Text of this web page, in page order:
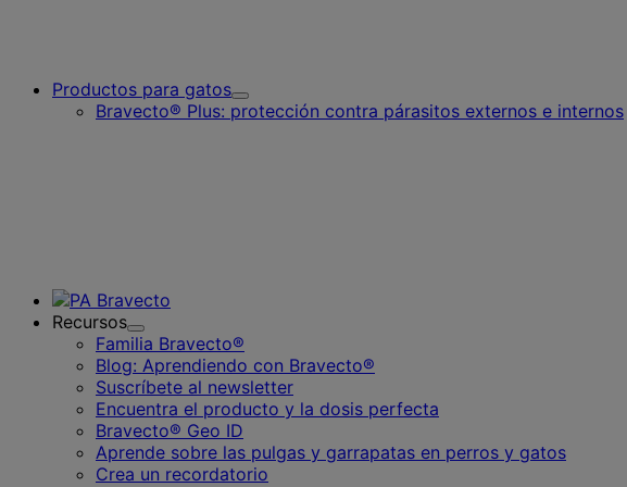
Productos para gatos
Toggle
Submenu
Bravecto® Plus: protección contra párasitos externos e internos
Recursos
Toggle
Submenu
for
Recursos
Familia Bravecto®
Blog: Aprendiendo con Bravecto®
Suscríbete al newsletter
Encuentra el producto y la dosis perfecta
Bravecto® Geo ID
Aprende sobre las pulgas y garrapatas en perros y gatos
Crea un recordatorio